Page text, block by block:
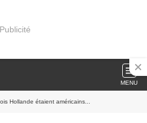
Publicité
MENU
Hollande étaient américains...